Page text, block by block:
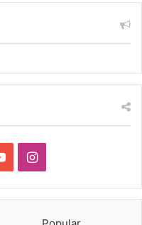
YouTubeInstagram